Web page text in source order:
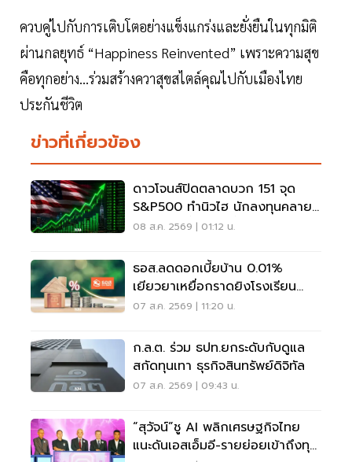
ควบคู่ไปกับการเติบโตอย่างแข็งแกร่งและยั่งยืนในทุกมิติ
ผ่านกลยุทธ์ “Happiness Reinvented” เพราะความสุข
คือทุกอย่าง…ร่วมสร้างควาสุขสไตล์คุณไปกับเมืองไทย
ประกันชีวิต
ข่าวที่เกี่ยวข้อง
ดาวโจนส์ปิดตลาดบวก 151 จุด
S&P500 ทำนิวไฮ นักลงทุนคลาย
กังวลเฟดขึ้นดอกเบี้ย
08 ส.ค. 2569 | 01:12 น.
ธอส.ลดดอกเบี้ยบ้าน 0.01%
เยียวยาเหยื่อกราดยิงโรงเรียน
จ.นนทบุรี
07 ส.ค. 2569 | 11:20 น.
ก.ล.ต. ร่วม ธปท.ยกระดับกับดูแล
สกัดทุนเทา ธุรกิจสินทรัพย์ดิจิทัล
07 ส.ค. 2569 | 09:43 น.
“สุวัจน์”ชู AI พลิกเศรษฐกิจไทย
แนะดันเอสเอ็มอี-รายย่อยเข้าถึงทุน